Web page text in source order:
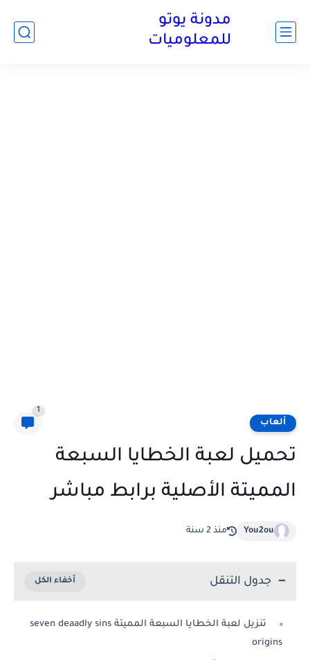
مدونة يوتو
للمعلوميات
ألعاب
1
تحميل لعبة الخطايا السبعة
المميتة الأصلية برابط مباشر
You2ou منذ 2 سنة
جدول التنقل
تنزيل لعبة الخطايا السبعة المميتة seven deaadly sins
origins